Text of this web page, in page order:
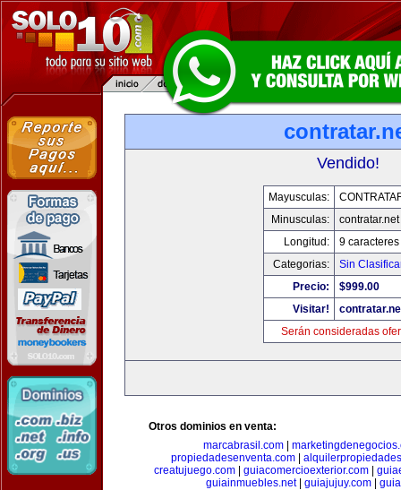
Vendido!
Mayusculas:
Minusculas:
contratar.net
Longitud:
9 caracteres
Categorias:
Sin
Precio:
$999.00
Visitar!
Serán consideradas
Otros dominios en venta:
marcabrasil.com
propiedadesenventa.com
creatujuego.com| guiacomercioexterior.com|
guiainmuebles.net| guiajujuy.com|